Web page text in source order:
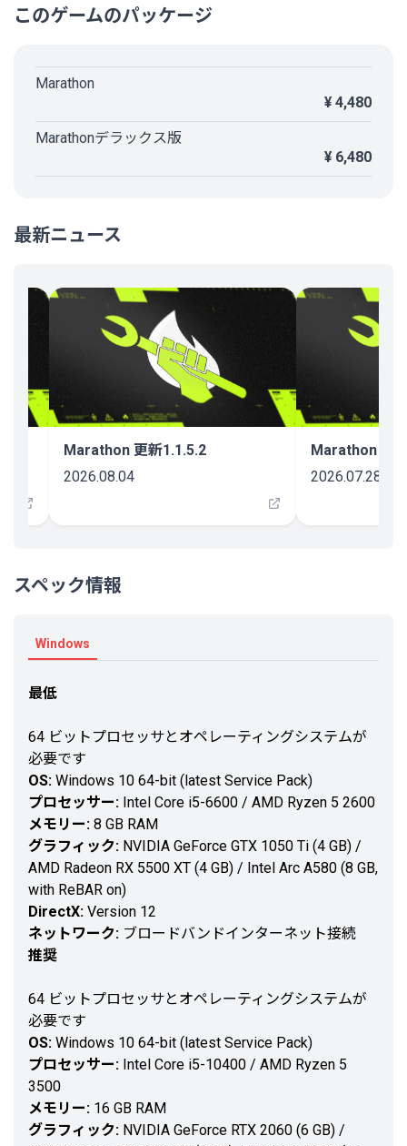
も不満が残りました。
このゲームのパッケージ
Marathon
¥ 4,480
Marathonデラックス版
¥ 6,480
最新ニュース
Marathon 更新1.1.5.2
2026.08.04
Marathon 更
2026.07.28
スペック情報
Windows
最低
64 ビットプロセッサとオペレーティングシステムが
必要です
OS: Windows 10 64-bit (latest Service Pack)
プロセッサー: Intel Core i5-6600 / AMD Ryzen 5 2600
メモリー: 8 GB RAM
グラフィック: NVIDIA GeForce GTX 1050 Ti (4 GB) /
AMD Radeon RX 5500 XT (4 GB) / Intel Arc A580 (8 GB,
with ReBAR on)
DirectX: Version 12
ネットワーク: ブロードバンドインターネット接続
推奨
64 ビットプロセッサとオペレーティングシステムが
必要です
OS: Windows 10 64-bit (latest Service Pack)
プロセッサー: Intel Core i5-10400 / AMD Ryzen 5
3500
メモリー: 16 GB RAM
グラフィック: NVIDIA GeForce RTX 2060 (6 GB) /